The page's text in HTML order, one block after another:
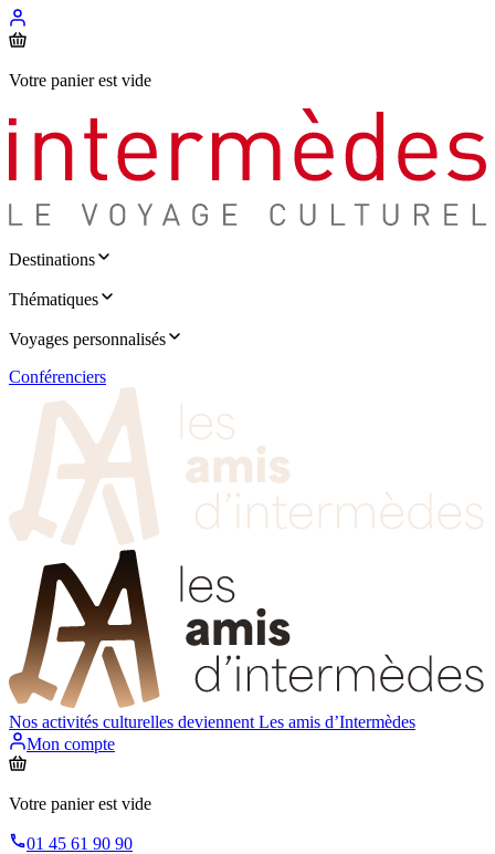
Votre panier est vide
Destinations
Thématiques
Voyages personnalisés
Conférenciers
Nos activités culturelles deviennent Les amis d’Intermèdes
Mon compte
Votre panier est vide
01 45 61 90 90